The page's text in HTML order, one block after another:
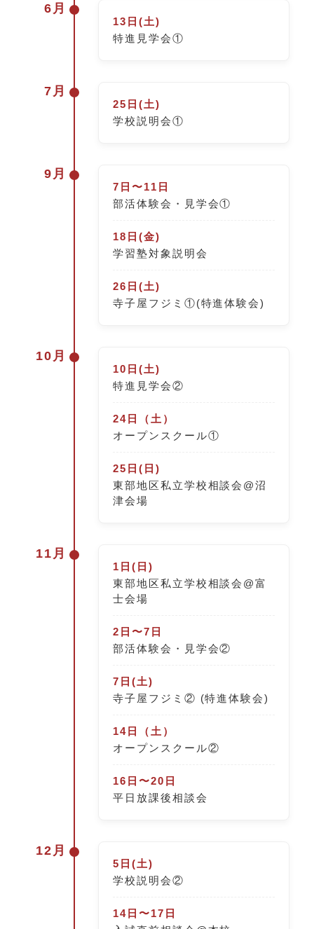
6月
13日(土)
特進見学会①
7月
25日(土)
学校説明会①
9月
7日〜11日
部活体験会・見学会①
18日(金)
学習塾対象説明会
26日(土)
寺子屋フジミ①(特進体験会)
10月
10日(土)
特進見学会②
24日（土）
オープンスクール①
25日(日)
東部地区私立学校相談会@沼
津会場
11月
1日(日)
東部地区私立学校相談会@富
士会場
2日〜7日
部活体験会・見学会②
7日(土)
寺子屋フジミ② (特進体験会)
14日（土）
オープンスクール②
16日〜20日
平日放課後相談会
12月
5日(土)
学校説明会②
14日〜17日